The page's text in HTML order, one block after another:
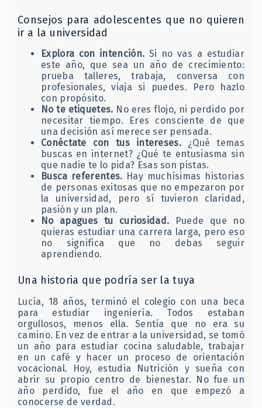
Consejos para adolescentes que no quieren
ir a la universidad
Explora con intención. Si no vas a estudiar
este año, que sea un año de crecimiento:
prueba talleres, trabaja, conversa con
profesionales, viaja si puedes. Pero hazlo
con propósito.
No te etiquetes. No eres flojo, ni perdido por
necesitar tiempo. Eres consciente de que
una decisión así merece ser pensada.
Conéctate con tus intereses.¿Qué temas
buscas en internet? ¿Qué te entusiasma sin
que nadie te lo pida? Esas son pistas.
Busca referentes. Hay muchísimas historias
de personas exitosas que no empezaron por
la universidad, pero sí tuvieron claridad,
pasión y un plan.
No apagues tu curiosidad. Puede que no
quieras estudiar una carrera larga, pero eso
no significa que no debas seguir
aprendiendo.
Una historia que podría ser la tuya
Lucía, 18 años, terminó el colegio con una beca
para estudiar ingeniería. Todos estaban
orgullosos, menos ella. Sentía que no era su
camino. En vez de entrar a la universidad, se tomó
un año para estudiar cocina saludable, trabajar
en un café y hacer un proceso de orientación
vocacional. Hoy, estudia Nutrición y sueña con
abrir su propio centro de bienestar. No fue un
año perdido, fue el año en que empezó a
conocerse de verdad.